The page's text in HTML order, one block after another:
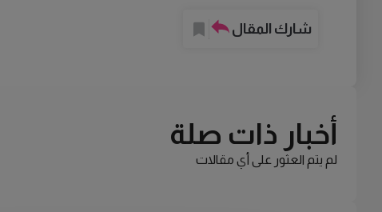
شارك المقال
أخبار ذات صلة
لم يتم العثور على أي مقالات